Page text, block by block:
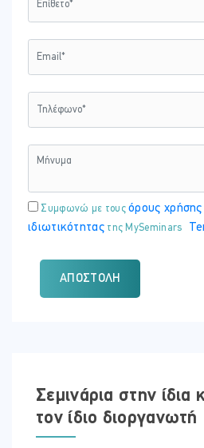
Συμφωνώ με τουςόρους χρήσης
ιδιωτικότηταςτης MySeminars
ΑΠΟΣΤΟΛΉ
Σεμινάρια στην ίδια
τον ίδιο διοργανωτή